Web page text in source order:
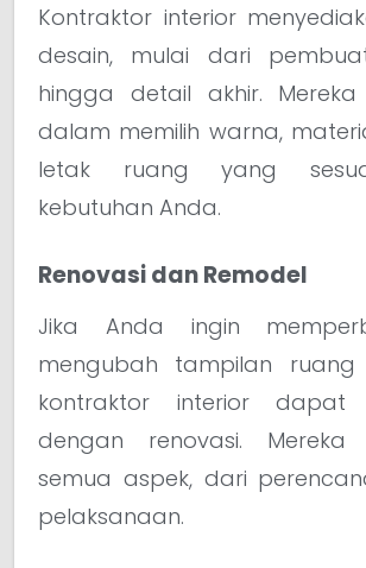
Kontraktor interior
desain, mulai dari
hingga detail akhir.
dalam memilih warna,
letak ruang yang
kebutuhan Anda.
Renovasi dan Remodel
Jika Anda ingin
mengubah tampilan
kontraktor interior dapat
dengan renovasi. Mereka
semua aspek, dari
pelaksanaan.